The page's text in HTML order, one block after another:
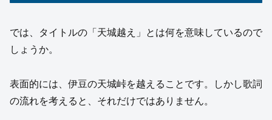
では、タイトルの「天城越え」とは何を意味しているので
しょうか。
表面的には、伊豆の天城峠を越えることです。しかし歌詞
の流れを考えると、それだけではありません。